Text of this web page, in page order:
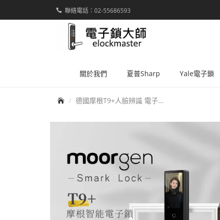
聯絡電話：02-55686593
elockmaster
關於我們 夏普Sharp Yale電子鎖
首頁 德國摩根T9+人臉辨識 電子貓眼 指靜脈 悠遊卡 遠端解鎖 八合一智能美型電子鎖(施華洛世奇swarovski聯名)